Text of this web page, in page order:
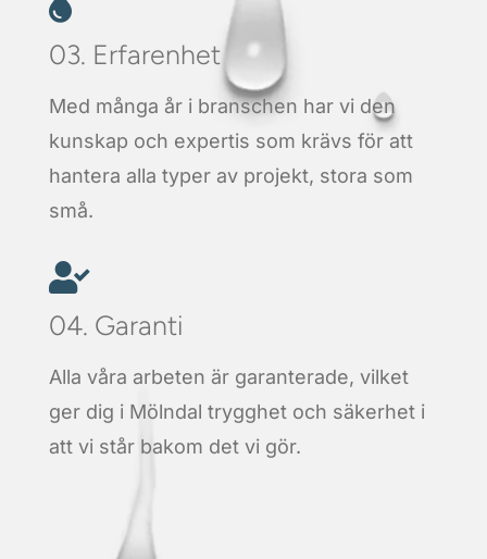

03. Erfarenhet
Med många år i branschen har vi den
kunskap och expertis som krävs för att
hantera alla typer av projekt, stora som
små.

04. Garanti
Alla våra arbeten är garanterade, vilket
ger dig i Mölndal trygghet och säkerhet i
att vi står bakom det vi gör.